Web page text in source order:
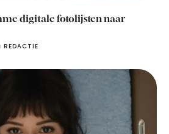
digitale fotolijsten naar
REDACTIE